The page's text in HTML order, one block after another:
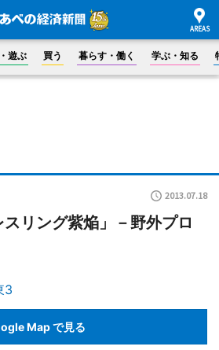
遊ぶ 買う 暮らす・働く 学ぶ・知る
2013.07.18
リング紫焔」－野外プロ
3
Map で見る